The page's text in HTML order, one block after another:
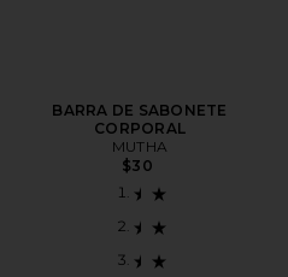
BARRA DE SABONETE
CORPORAL
MUTHA
$30